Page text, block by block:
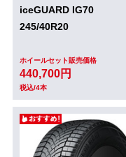
iceGUARD IG70
245/40R20
ホイールセット販売価格
440,700円
税込/4本